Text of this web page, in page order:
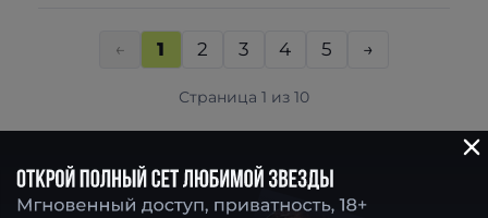
← 1 2 3 4 5 →
Страница 1 из 10